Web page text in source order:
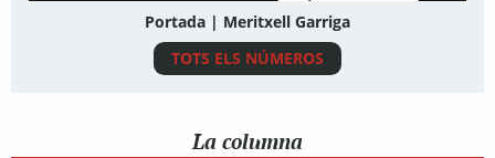
Portada | Meritxell Garriga
TOTS ELS NÚMEROS
La columna